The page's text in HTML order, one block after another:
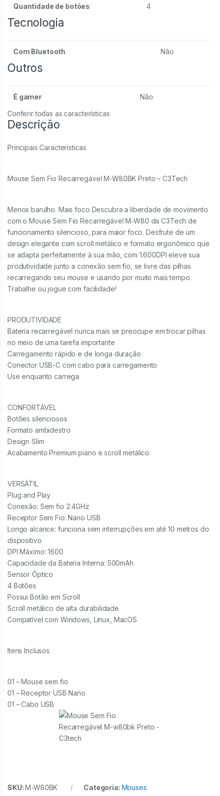
Quantidade de botões 4
Tecnologia
Com Bluetooth Não
Outros
É gamer
Não
Conferir todas as características
Descrição
Principais Características
Mouse Sem Fio Recarregável M-W80BK Preto – C3Tech
Menos barulho. Mais foco Descubra a liberdade de movimento
com o Mouse Sem Fio Recarregável M-W80 da C3Tech de
funcionamento silencioso, para maior foco. Desfrute de um
design elegante com scroll metálico e formato ergonômico que
se adapta perfeitamente à sua mão, com 1.600DPI eleve sua
produtividade junto a conexão sem fio, se livre das pilhas
recarregando seu mouse e usando por muito mais tempo.
Trabalhe ou jogue com facilidade!
PRODUTIVIDADE
Bateria recarregável nunca mais se preocupe em trocar pilhas
no meio de uma tarefa importante
Carregamento rápido e de longa duração
Conector USB-C com cabo para carregamento
Use enquanto carrega
CONFORTÁVEL
Botões silenciosos
Formato ambidestro
Design Slim
Acabamento Premium piano e scroll metálico
VERSÁTIL
Plug and Play
Conexão: Sem fio 2.4GHz
Receptor Sem Fio: Nano USB
Longo alcance: funciona sem interrupções em até 10 metros do
dispositivo
DPI Máximo: 1600
Capacidade da Bateria Interna: 500mAh
Sensor Óptico
4 Botões
Possui Botão em Scroll
Scroll metálico de alta durabilidade
Compatível com Windows, Linux, MacOS
Itens Inclusos
01 – Mouse sem fio
01 – Receptor USB Nano
01 – Cabo USB
SKU:M-W80BK Categoria: Mouses